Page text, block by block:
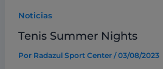
Noticias
Tenis Summer Nights
Por Radazul Sport Center /03/08/2023